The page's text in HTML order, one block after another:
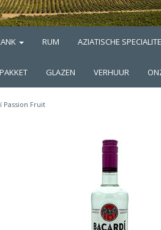
RUM AZIATISCHE
GLAZEN VERHUUR
Passion Fruit